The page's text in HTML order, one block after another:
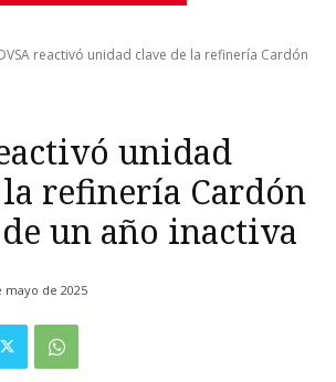
reactivó unidad clave de la refinería Cardón
unidad
refinería Cardón
un año inactiva
mayo de 2025